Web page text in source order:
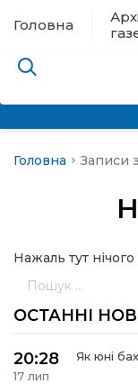
Головна
новини
Головна Записи
Нажаль тут
ОСТАННІ
20:28
17 лип
Як юні